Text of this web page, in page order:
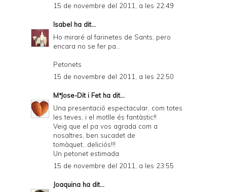
15 de novembre del 2011, a les 22:49
Isabel ha dit...
Ho miraré al farinetes de Sants, pero
encara no se fer pa...
Petonets
15 de novembre del 2011, a les 22:50
MªJose-Dit i Fetha dit...
Una presentació espectacular, com totes
les teves, i el motlle és fantàstic!!
Veig que el pa vos agrada com a
nosaltres, ben sucadet de
tomàquet...deliciós!!!
Un petonet estimada
15 de novembre del 2011, a les 23:55
Joaquina ha dit...